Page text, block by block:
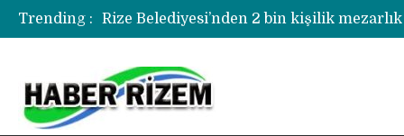
Trending :
Rize Belediyesi’nden 2 bin kişilik
Rize’de uyuşturucu operasyonunda 1